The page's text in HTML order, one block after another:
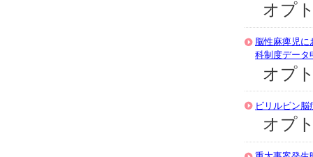
オプ
脳性麻痺児に
科制度データ
オプ
ビリルビン
オプ